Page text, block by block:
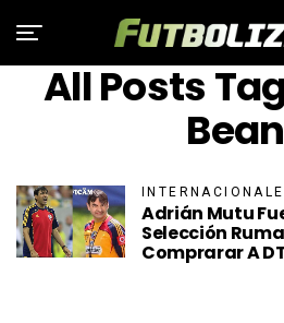
All Posts
Adrián Mutu
Selección
Comprarar A